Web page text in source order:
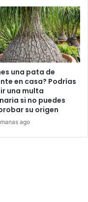
una pata de
en casa? Podrías
una multa
si no puedes
su origen
ago